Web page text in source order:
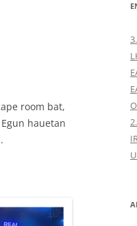
room bat,
hauetan